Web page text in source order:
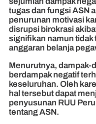
tugas dan fungsi ASN
penurunan motivasi
disrupsi birokrasi
signifikan namun
anggaran belanja
Menurutnya, dampak-
berdampak negatif
keseluruhan. Oleh
hal tersebut dapat
penyusunan RUU
tentang ASN.